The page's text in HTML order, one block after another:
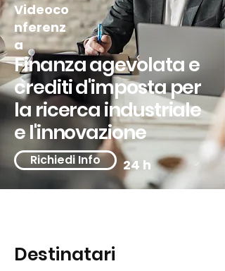
Videoco
nferenz
a
Finanza agevolata e
crediti d'imposta per
la ricerca industriale
e l'innovazione
Richiedi Info 24 h
Destinatari